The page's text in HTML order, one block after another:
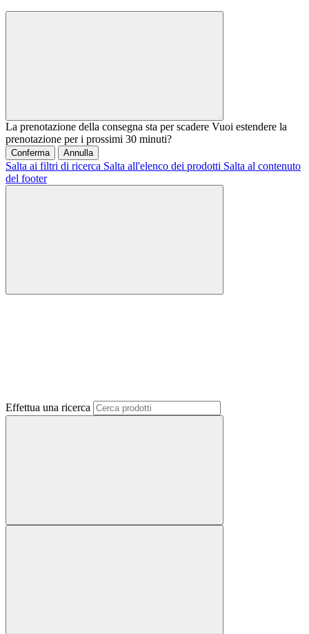
La prenotazione della consegna sta per scadere Vuoi estendere la
prenotazione per i prossimi 30 minuti?
Conferma Annulla
Salta ai filtri di ricerca Salta all'elenco dei prodotti Salta al contenuto
del footer
Effettua una ricerca